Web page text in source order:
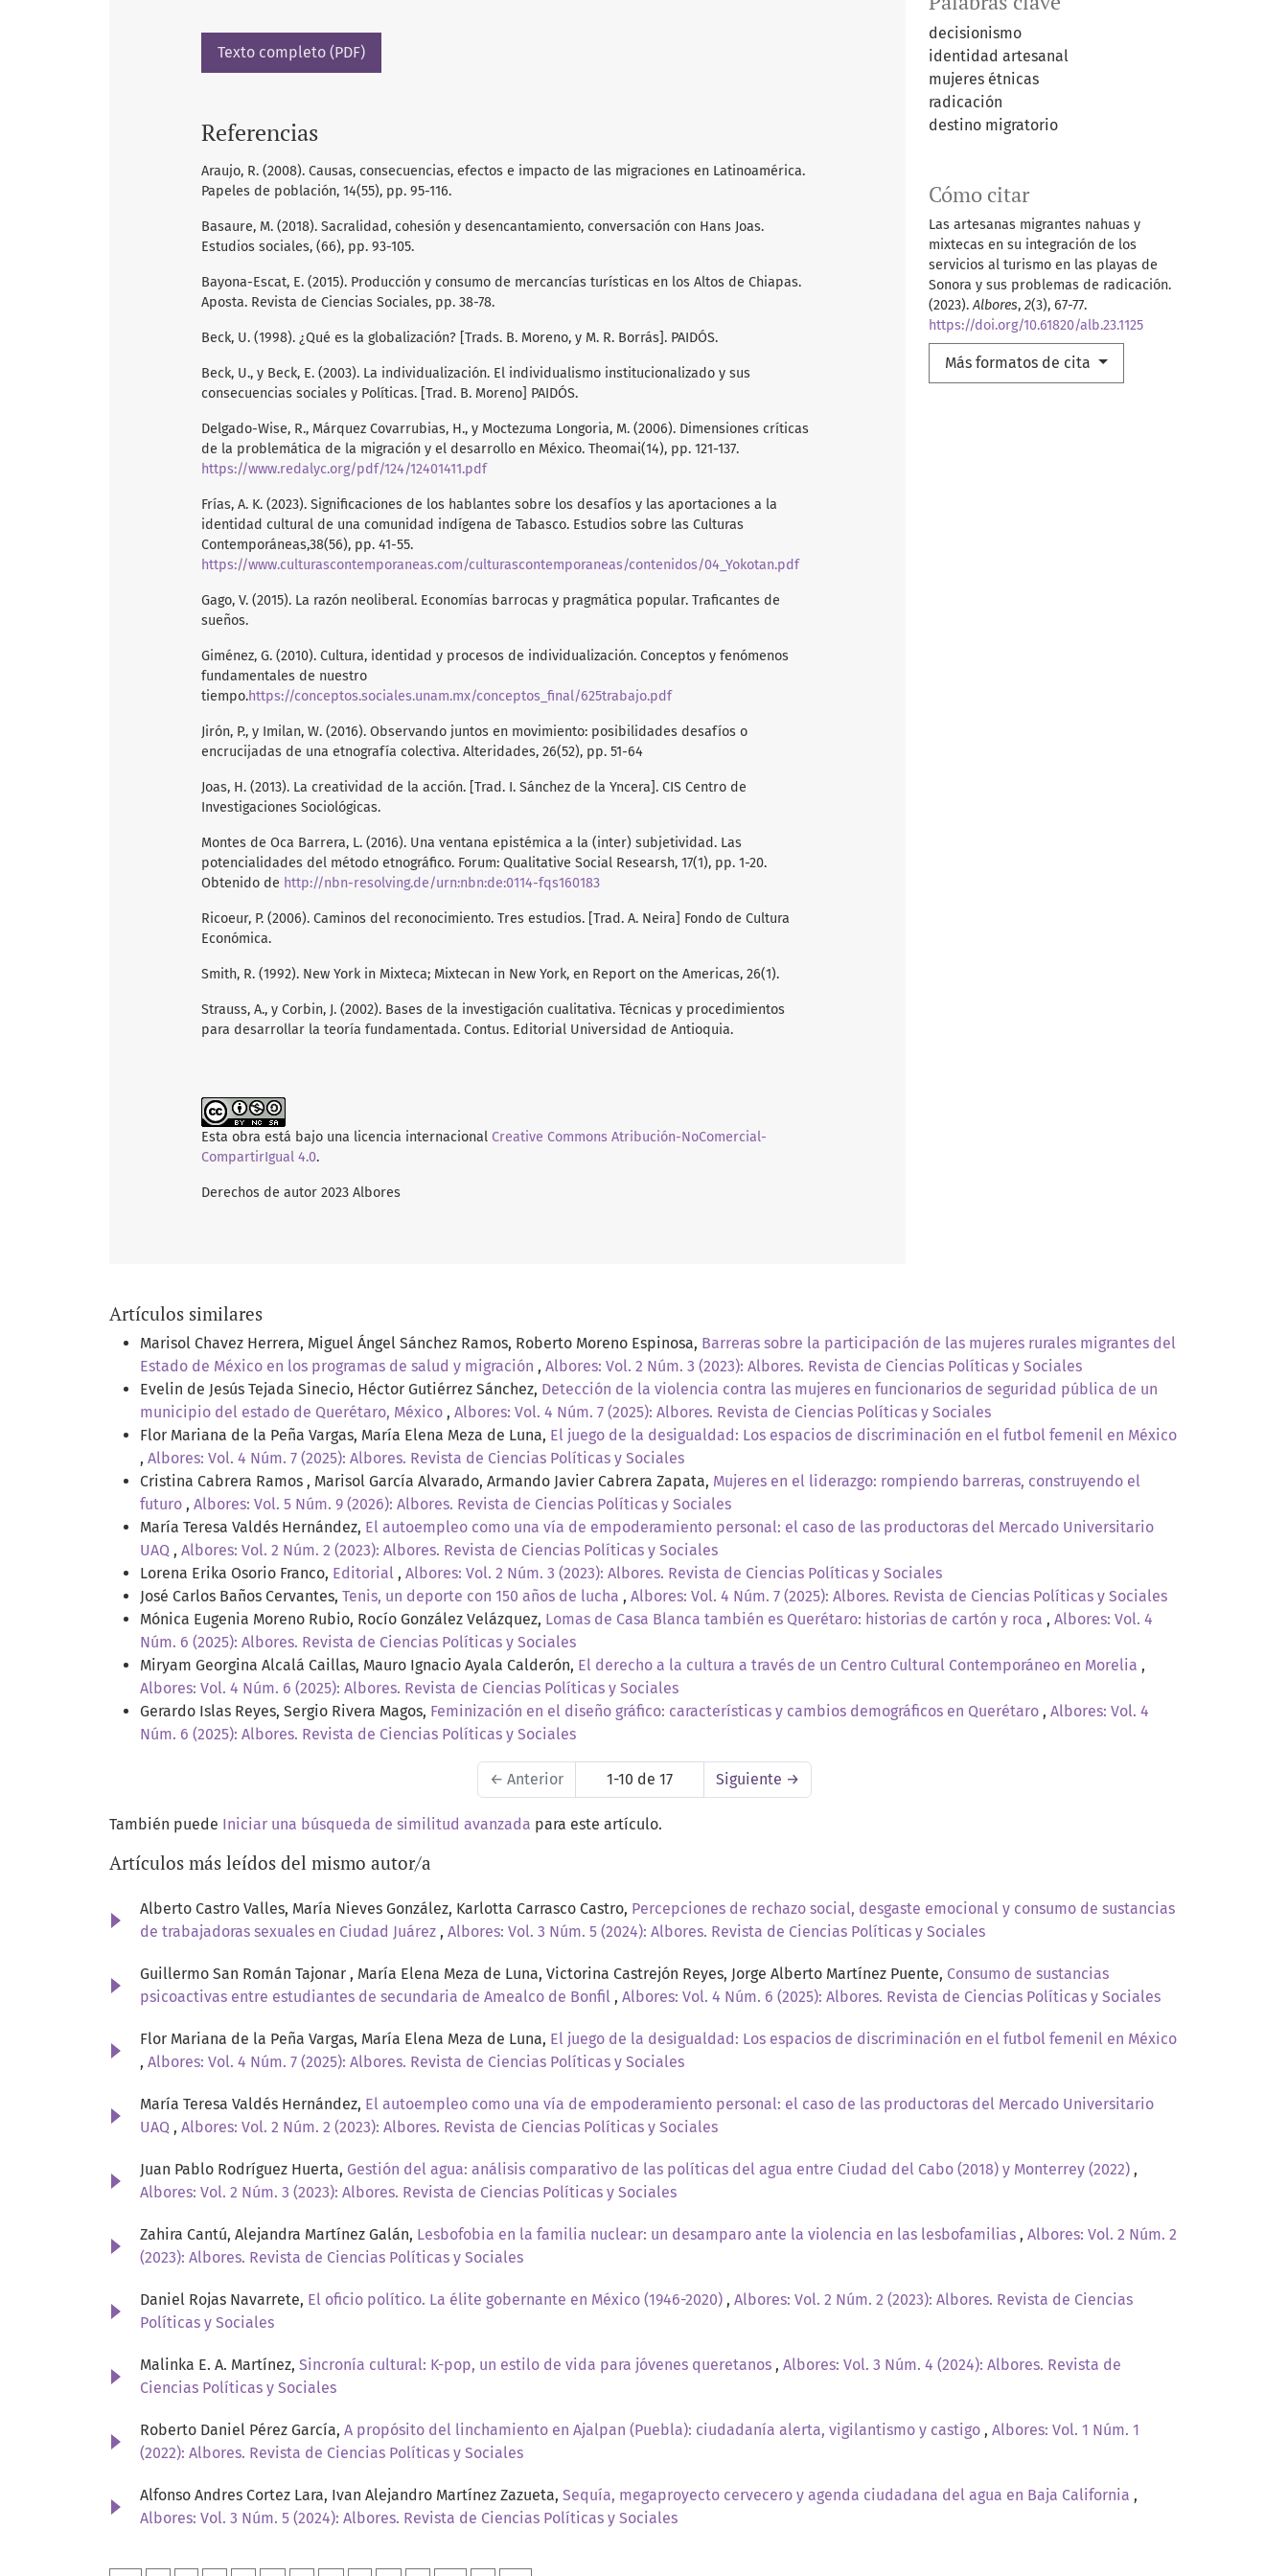
decisionismo
identidad artesanal
mujeres étnicas
radicación
destino migratorio
Cómo citar
Las artesanas migrantes nahuas y
mixtecas en su integración de los
servicios al turismo en las playas de
Sonora y sus problemas de radicación.
(2023).Albores, 2(3), 67-77.
https://doi.org/10.61820/alb.23.1125
Más formatos de cita
Texto completo (PDF)
Referencias
Araujo, R. (2008). Causas, consecuencias, efectos e impacto de las migraciones en Latinoamérica.
Papeles de población, 14(55), pp. 95-116.
Basaure, M. (2018). Sacralidad, cohesión y desencantamiento, conversación con Hans Joas.
Estudios sociales, (66), pp. 93-105.
Bayona-Escat, E. (2015). Producción y consumo de mercancías turísticas en los Altos de Chiapas.
Aposta. Revista de Ciencias Sociales, pp. 38-78.
Beck, U. (1998). ¿Qué es la globalización? [Trads. B. Moreno, y M. R. Borrás]. PAIDÓS.
Beck, U., y Beck, E. (2003). La individualización. El individualismo institucionalizado y sus
consecuencias sociales y Políticas. [Trad. B. Moreno] PAIDÓS.
Delgado-Wise, R., Márquez Covarrubias, H., y Moctezuma Longoria, M. (2006). Dimensiones críticas
de la problemática de la migración y el desarrollo en México. Theomai(14), pp. 121-137.
https://www.redalyc.org/pdf/124/12401411.pdf
Frías, A. K. (2023). Significaciones de los hablantes sobre los desafíos y las aportaciones a la
identidad cultural de una comunidad indígena de Tabasco. Estudios sobre las Culturas
Contemporáneas,38(56), pp. 41-55.
https://www.culturascontemporaneas.com/culturascontemporaneas/contenidos/04_Yokotan.pdf
Gago, V. (2015). La razón neoliberal. Economías barrocas y pragmática popular. Traficantes de
sueños.
Giménez, G. (2010). Cultura, identidad y procesos de individualización. Conceptos y fenómenos
fundamentales de nuestro
tiempo.https://conceptos.sociales.unam.mx/conceptos_final/625trabajo.pdf
Jirón, P., y Imilan, W. (2016). Observando juntos en movimiento: posibilidades desafíos o
encrucijadas de una etnografía colectiva. Alteridades, 26(52), pp. 51-64
Joas, H. (2013). La creatividad de la acción. [Trad. I. Sánchez de la Yncera]. CIS Centro de
Investigaciones Sociológicas.
Montes de Oca Barrera, L. (2016). Una ventana epistémica a la (inter) subjetividad. Las
potencialidades del método etnográfico. Forum: Qualitative Social Researsh, 17(1), pp. 1-20.
Obtenido de http://nbn-resolving.de/urn:nbn:de:0114-fqs160183
Ricoeur, P. (2006). Caminos del reconocimiento. Tres estudios. [Trad. A. Neira] Fondo de Cultura
Económica.
Smith, R. (1992). New York in Mixteca; Mixtecan in New York, en Report on the Americas, 26(1).
Strauss, A., y Corbin, J. (2002). Bases de la investigación cualitativa. Técnicas y procedimientos
para desarrollar la teoría fundamentada. Contus. Editorial Universidad de Antioquia.
Esta obra está bajo una licencia internacional Creative Commons Atribución-NoComercial-
CompartirIgual 4.0.
Derechos de autor 2023 Albores
Artículos similares
Marisol Chavez Herrera, Miguel Ángel Sánchez Ramos, Roberto Moreno Espinosa, Barreras sobre la participación de las mujeres rurales migrantes del
Estado de México en los programas de salud y migración , Albores: Vol. 2 Núm. 3 (2023): Albores. Revista de Ciencias Políticas y Sociales
Evelin de Jesús Tejada Sinecio, Héctor Gutiérrez Sánchez, Detección de la violencia contra las mujeres en funcionarios de seguridad pública de un
municipio del estado de Querétaro, México , Albores: Vol. 4 Núm. 7 (2025): Albores. Revista de Ciencias Políticas y Sociales
Flor Mariana de la Peña Vargas, María Elena Meza de Luna, El juego de la desigualdad: Los espacios de discriminación en el futbol femenil en México
, Albores: Vol. 4 Núm. 7 (2025): Albores. Revista de Ciencias Políticas y Sociales
Cristina Cabrera Ramos , Marisol García Alvarado, Armando Javier Cabrera Zapata, Mujeres en el liderazgo: rompiendo barreras, construyendo el
futuro , Albores: Vol. 5 Núm. 9 (2026): Albores. Revista de Ciencias Políticas y Sociales
María Teresa Valdés Hernández, El autoempleo como una vía de empoderamiento personal: el caso de las productoras del Mercado Universitario
UAQ , Albores: Vol. 2 Núm. 2 (2023): Albores. Revista de Ciencias Políticas y Sociales
Lorena Erika Osorio Franco, Editorial , Albores: Vol. 2 Núm. 3 (2023): Albores. Revista de Ciencias Políticas y Sociales
José Carlos Baños Cervantes, Tenis, un deporte con 150 años de lucha , Albores: Vol. 4 Núm. 7 (2025): Albores. Revista de Ciencias Políticas y Sociales
Mónica Eugenia Moreno Rubio, Rocío González Velázquez, Lomas de Casa Blanca también es Querétaro: historias de cartón y roca , Albores: Vol. 4
Núm. 6 (2025): Albores. Revista de Ciencias Políticas y Sociales
Miryam Georgina Alcalá Caillas, Mauro Ignacio Ayala Calderón, El derecho a la cultura a través de un Centro Cultural Contemporáneo en Morelia ,
Albores: Vol. 4 Núm. 6 (2025): Albores. Revista de Ciencias Políticas y Sociales
Gerardo Islas Reyes, Sergio Rivera Magos, Feminización en el diseño gráfico: características y cambios demográficos en Querétaro , Albores: Vol. 4
Núm. 6 (2025): Albores. Revista de Ciencias Políticas y Sociales
← Anterior 1-10 de 17 Siguiente →
También puede Iniciar una búsqueda de similitud avanzada para este artículo.
Artículos más leídos del mismo autor/a
Alberto Castro Valles, María Nieves González, Karlotta Carrasco Castro, Percepciones de rechazo social, desgaste emocional y consumo de sustancias
de trabajadoras sexuales en Ciudad Juárez , Albores: Vol. 3 Núm. 5 (2024): Albores. Revista de Ciencias Políticas y Sociales
Guillermo San Román Tajonar , María Elena Meza de Luna, Victorina Castrejón Reyes, Jorge Alberto Martínez Puente, Consumo de sustancias
psicoactivas entre estudiantes de secundaria de Amealco de Bonfil , Albores: Vol. 4 Núm. 6 (2025): Albores. Revista de Ciencias Políticas y Sociales
Flor Mariana de la Peña Vargas, María Elena Meza de Luna, El juego de la desigualdad: Los espacios de discriminación en el futbol femenil en México
, Albores: Vol. 4 Núm. 7 (2025): Albores. Revista de Ciencias Políticas y Sociales
María Teresa Valdés Hernández, El autoempleo como una vía de empoderamiento personal: el caso de las productoras del Mercado Universitario
UAQ , Albores: Vol. 2 Núm. 2 (2023): Albores. Revista de Ciencias Políticas y Sociales
Juan Pablo Rodríguez Huerta, Gestión del agua: análisis comparativo de las políticas del agua entre Ciudad del Cabo (2018) y Monterrey (2022) ,
Albores: Vol. 2 Núm. 3 (2023): Albores. Revista de Ciencias Políticas y Sociales
Zahira Cantú, Alejandra Martínez Galán, Lesbofobia en la familia nuclear: un desamparo ante la violencia en las lesbofamilias , Albores: Vol. 2 Núm. 2
(2023): Albores. Revista de Ciencias Políticas y Sociales
Daniel Rojas Navarrete, El oficio político. La élite gobernante en México (1946-2020) , Albores: Vol. 2 Núm. 2 (2023): Albores. Revista de Ciencias
Políticas y Sociales
Malinka E. A. Martínez, Sincronía cultural: K-pop, un estilo de vida para jóvenes queretanos , Albores: Vol. 3 Núm. 4 (2024): Albores. Revista de
Ciencias Políticas y Sociales
Roberto Daniel Pérez García, A propósito del linchamiento en Ajalpan (Puebla): ciudadanía alerta, vigilantismo y castigo , Albores: Vol. 1 Núm. 1
(2022): Albores. Revista de Ciencias Políticas y Sociales
Alfonso Andres Cortez Lara, Ivan Alejandro Martínez Zazueta, Sequía, megaproyecto cervecero y agenda ciudadana del agua en Baja California ,
Albores: Vol. 3 Núm. 5 (2024): Albores. Revista de Ciencias Políticas y Sociales